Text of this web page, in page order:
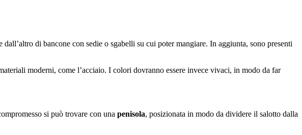
di bancone con sedie o sgabelli su cui poter mangiare. In aggiunta, sono presenti
moderni, come l’acciaio. I colori dovranno essere invece vivaci, in modo da far
si può trovare con una penisola, posizionata in modo da dividere il salotto dalla